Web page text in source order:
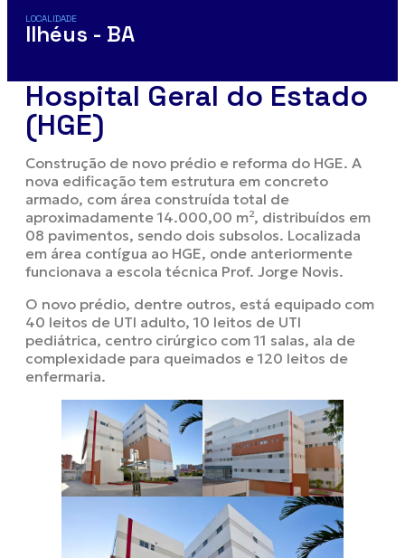
LOCALIDADE
Ilhéus - BA
Hospital Geral do Estado
(HGE)
Construção de novo prédio e reforma do HGE. A
nova edificação tem estrutura em concreto
armado, com área construída total de
aproximadamente 14.000,00 m², distribuídos em
08 pavimentos, sendo dois subsolos. Localizada
em área contígua ao HGE, onde anteriormente
funcionava a escola técnica Prof. Jorge Novis.
O novo prédio, dentre outros, está equipado com
40 leitos de UTI adulto, 10 leitos de UTI
pediátrica, centro cirúrgico com 11 salas, ala de
complexidade para queimados e 120 leitos de
enfermaria.